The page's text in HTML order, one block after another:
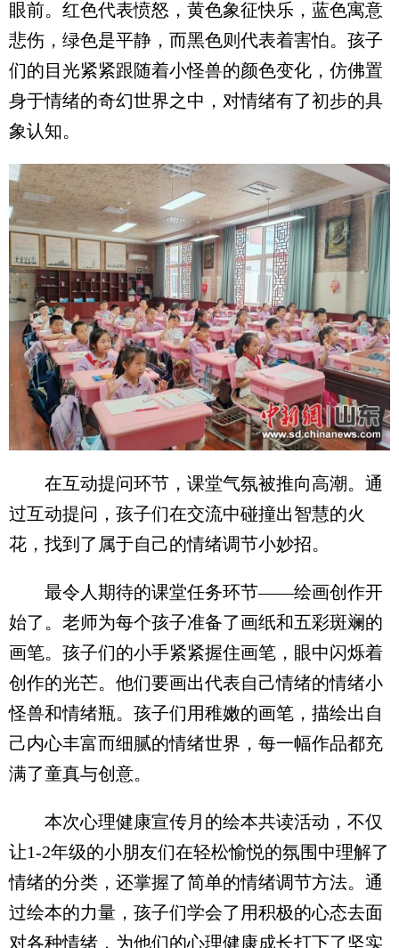
眼前。红色代表愤怒，黄色象征快乐，蓝色寓意
悲伤，绿色是平静，而黑色则代表着害怕。孩子
们的目光紧紧跟随着小怪兽的颜色变化，仿佛置
身于情绪的奇幻世界之中，对情绪有了初步的具
象认知。
在互动提问环节，课堂气氛被推向高潮。通
过互动提问，孩子们在交流中碰撞出智慧的火
花，找到了属于自己的情绪调节小妙招。
最令人期待的课堂任务环节——绘画创作开
始了。老师为每个孩子准备了画纸和五彩斑斓的
画笔。孩子们的小手紧紧握住画笔，眼中闪烁着
创作的光芒。他们要画出代表自己情绪的情绪小
怪兽和情绪瓶。孩子们用稚嫩的画笔，描绘出自
己内心丰富而细腻的情绪世界，每一幅作品都充
满了童真与创意。
本次心理健康宣传月的绘本共读活动，不仅
让1-2年级的小朋友们在轻松愉悦的氛围中理解了
情绪的分类，还掌握了简单的情绪调节方法。通
过绘本的力量，孩子们学会了用积极的心态去面
对各种情绪，为他们的心理健康成长打下了坚实